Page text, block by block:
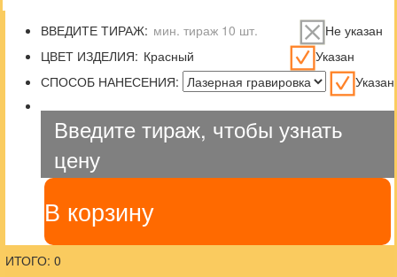
ВВЕДИТЕ ТИРАЖ:
Не указан
ЦВЕТ ИЗДЕЛИЯ:
Указан
СПОСОБ НАНЕСЕНИЯ:
Указан
Введите тираж, чтобы узнать
цену
В корзину
ИТОГО: 0